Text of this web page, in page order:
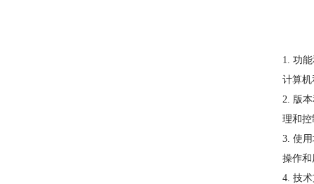
1. 功
计算机
2. 版
理和控
3. 使
操作和
4. 技